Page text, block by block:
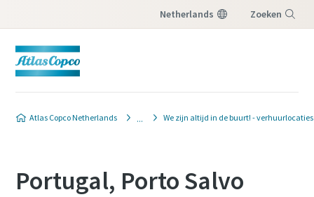
Netherlands Zoeken
Atlas Copco Netherlands We zijn altijd in de buurt! - verhuurlocaties
Portugal, Porto Salvo